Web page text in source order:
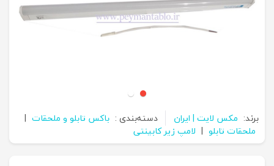
برند: مکس لایت | ایران دسته‌بندی : باکس تابلو و ملحقات |
ملحقات تابلو | لامپ زیر کابینتی